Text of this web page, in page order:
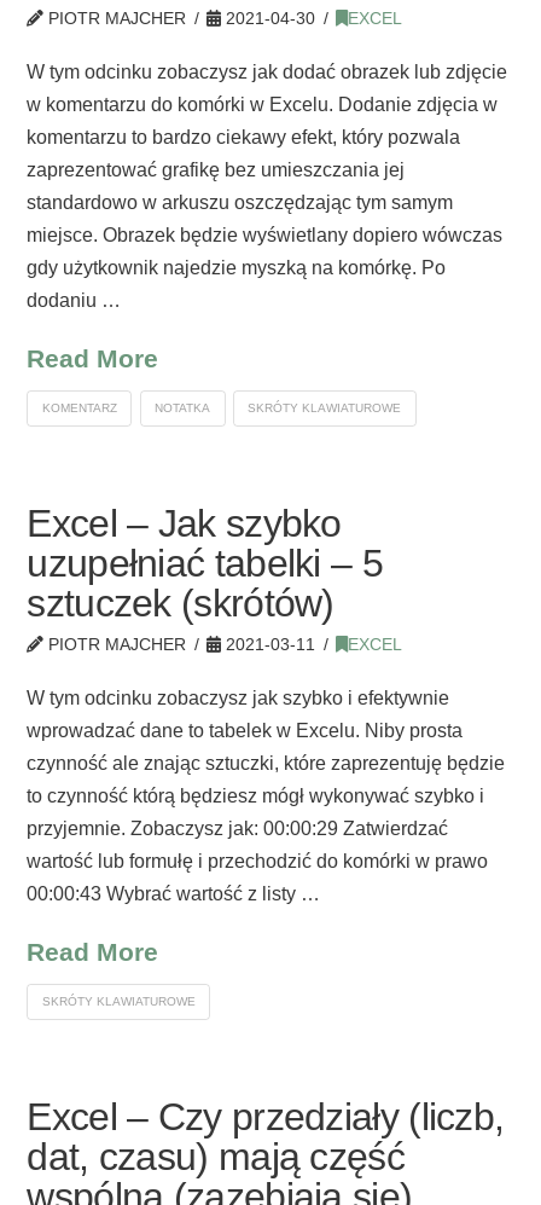
PIOTR MAJCHER 2021-04-30 EXCEL
W tym odcinku zobaczysz jak dodać obrazek lub zdjęcie
w komentarzu do komórki w Excelu. Dodanie zdjęcia w
komentarzu to bardzo ciekawy efekt, który pozwala
zaprezentować grafikę bez umieszczania jej
standardowo w arkuszu oszczędzając tym samym
miejsce. Obrazek będzie wyświetlany dopiero wówczas
gdy użytkownik najedzie myszką na komórkę. Po
dodaniu …
Read More
KOMENTARZ NOTATKA SKRÓTY KLAWIATUROWE
Excel – Jak szybko
uzupełniać tabelki – 5
sztuczek (skrótów)
PIOTR MAJCHER 2021-03-11 EXCEL
W tym odcinku zobaczysz jak szybko i efektywnie
wprowadzać dane to tabelek w Excelu. Niby prosta
czynność ale znając sztuczki, które zaprezentuję będzie
to czynność którą będziesz mógł wykonywać szybko i
przyjemnie. Zobaczysz jak: 00:00:29 Zatwierdzać
wartość lub formułę i przechodzić do komórki w prawo
00:00:43 Wybrać wartość z listy …
Read More
SKRÓTY KLAWIATUROWE
Excel – Czy przedziały (liczb,
dat, czasu) mają część
wspólną (zazębiają się)